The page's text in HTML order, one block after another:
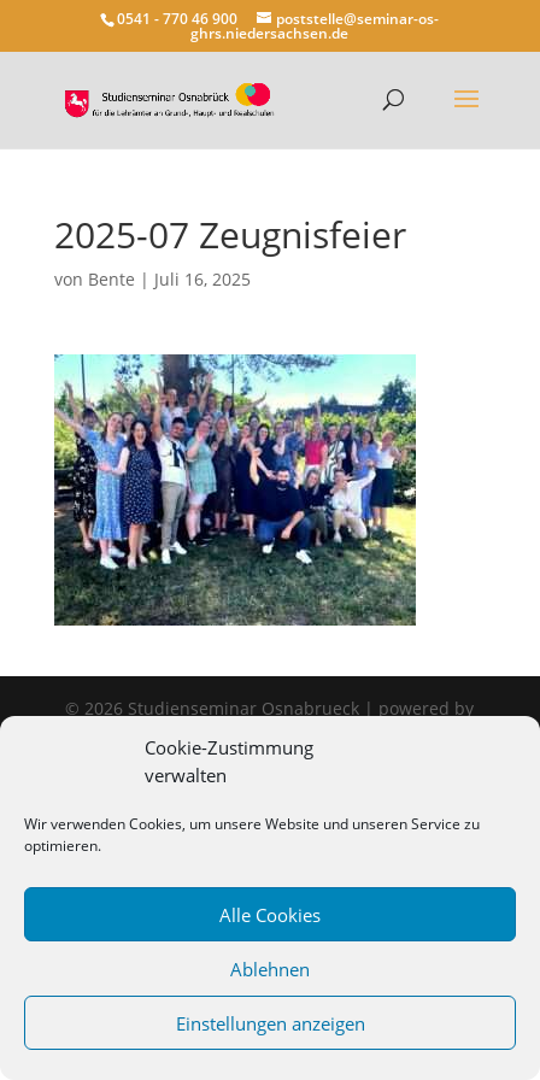
Cookie-Zustimmung
verwalten
Wir verwenden Cookies, um unsere Website und unseren Service zu
optimieren.
Alle Cookies
Ablehnen
Einstellungen anzeigen
0541 - 770 46 900 poststelle@seminar-os-
ghrs.niedersachsen.de
2025-07 Zeugnisfeier
von Bente | Juli 16, 2025
© 2026 Studienseminar Osnabrueck | powered by
wordpress